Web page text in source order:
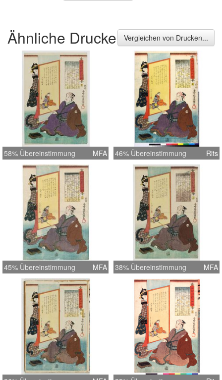
Ähnliche Drucke Vergleichen von Drucken...
58% Übereinstimmung MFA 46% Übereinstimmung Rits
45% Übereinstimmung MFA 38% Übereinstimmung MFA